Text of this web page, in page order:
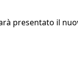
presentato il